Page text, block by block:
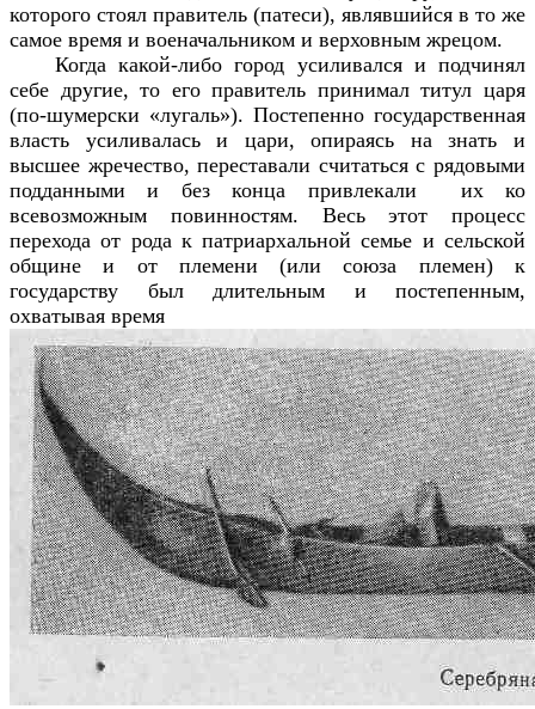
которого стоял правитель (патеси), являвшийся в то же
самое время и военачальником и верховным жрецом.
Когда какой-либо город усиливался и подчинял
себе другие, то его правитель принимал титул царя
(по-шумерски «лугаль»). Постепенно государственная
власть усиливалась и цари, опираясь на знать и
высшее жречество, переставали считаться с рядовыми
подданными и без конца привлекали их ко
всевозможным повинностям. Весь этот процесс
перехода от рода к патриархальной семье и сельской
общине и от племени (или союза племен) к
государству был длительным и постепенным,
охватывая время